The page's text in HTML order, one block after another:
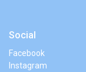
Social
Facebook
Instagram